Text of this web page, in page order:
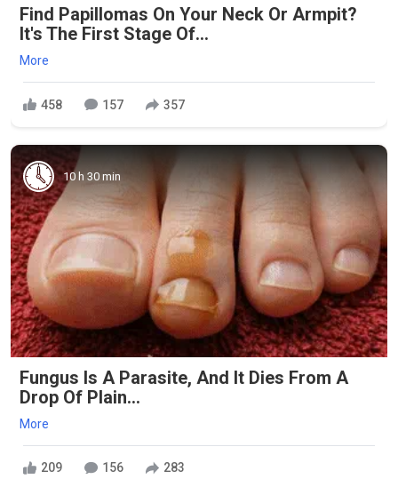
Find Papillomas On Your Neck Or Armpit?
It's The First Stage Of...
More
458 157 357
10 h 30 min
Fungus Is A Parasite, And It Dies From A
Drop Of Plain...
More
209 156 283